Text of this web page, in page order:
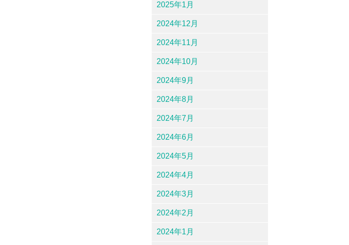
2025年1月
2024年12月
2024年11月
2024年10月
2024年9月
2024年8月
2024年7月
2024年6月
2024年5月
2024年4月
2024年3月
2024年2月
2024年1月